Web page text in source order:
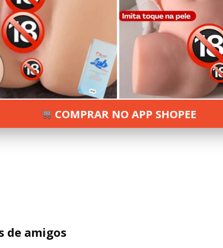
paragrupos de WhatsApp
, mas ao criar um novo grupo,
não pode o original, não custa nada se inspirar em
Dos nomes mais engraçados aos trocadilhos que farão
familiares nomeando o grupo com um nome muito
uma coleção de centenas de alternativas para
de WhatsApp!
de amigos
COMPRAR NO APP SHOPEE